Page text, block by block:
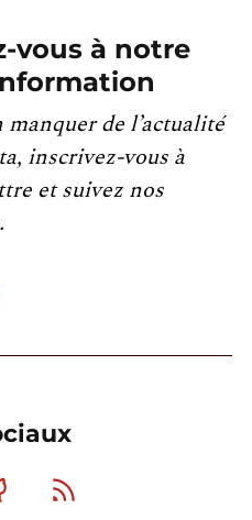
vous à notre
de l’actualité
inscrivez-vous à
et suivez nos
Github